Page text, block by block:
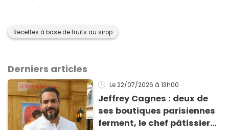
Recettes à base de fruits au sirop
Derniers articles
Le 22/07/2026 à 13h00
Jeffrey Cagnes : deux de
ses boutiques parisiennes
ferment, le chef pâtissier